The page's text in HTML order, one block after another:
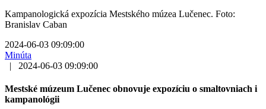
Kampanologická expozícia Mestského múzea Lučenec. Foto:
Branislav Caban
2024-06-03 09:09:00
Minúta
|
2024-06-03 09:09:00
Mestské múzeum Lučenec obnovuje expozíciu o smaltovniach i
kampanológii